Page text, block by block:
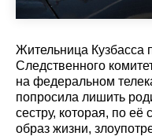
Жительница Кузбасса
Следственного
на федеральном
попросила лишить
сестру, которая, по
образ жизни,